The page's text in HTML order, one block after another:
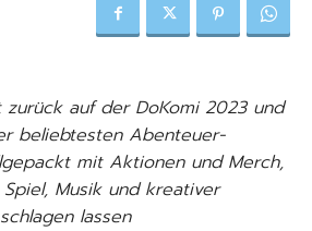
zurück auf der DoKomi 2023 und
beliebtesten Abenteuer-
mit Aktionen und Merch,
Musik und kreativer
lassen